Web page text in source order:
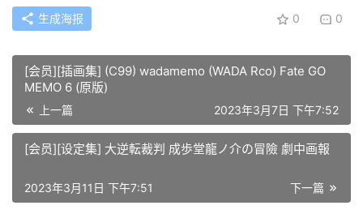
生成海报 0 0
[会员][插画集] (C99) wadamemo (WADA Rco) Fate GO
MEMO 6 (原版)
上一篇 2023年3月7日 下午7:52
[会员][设定集] 大逆転裁判 成歩堂龍ノ介の冒險 劇中画報
下一篇
2023年3月11日 下午7:51